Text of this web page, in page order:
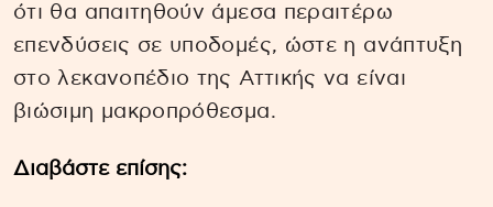
ότι θα απαιτηθούν άμεσα περαιτέρω
επενδύσεις σε υποδομές, ώστε η ανάπτυξη
στο λεκανοπέδιο της Αττικής να είναι
βιώσιμη μακροπρόθεσμα.
Διαβάστε επίσης: